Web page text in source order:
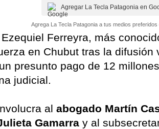
Agregar La Tecla Patagonia en
Agrega La Tecla Patagonia a tus medios preferidos
Ferreyra, más
en Chubut tras la difusión
presunto pago de 12
judicial.
al abogado Martín
Gamarra y al